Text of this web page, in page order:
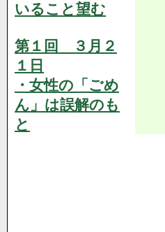
いること望む
第１回 ３月２
１日
・女性の「ごめ
ん」は誤解のも
と